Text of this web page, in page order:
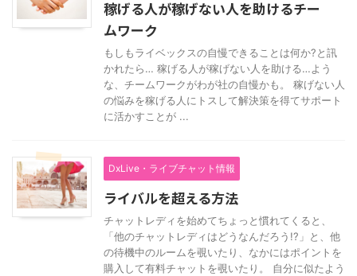
稼げる人が稼げない人を助けるチー
ムワーク
もしもライベックスの自慢できることは何か?と訊
かれたら… 稼げる人が稼げない人を助ける…よう
な、チームワークがわが社の自慢かも。 稼げない人
の悩みを稼げる人にトスして解決策を得てサポート
に活かすことが ...
DxLive・ライブチャット情報
ライバルを超える方法
チャットレディを始めてちょっと慣れてくると、
「他のチャットレディはどうなんだろう!?」と、他
の待機中のルームを覗いたり、なかにはポイントを
購入して有料チャットを覗いたり。 自分に似たよう